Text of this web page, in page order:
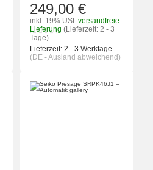
249,00 €
inkl. 19% USt. versandfreie
Lieferung (Lieferzeit: 2 - 3
Tage)
Lieferzeit: 2 - 3 Werktage
(DE - Ausland abweichend)